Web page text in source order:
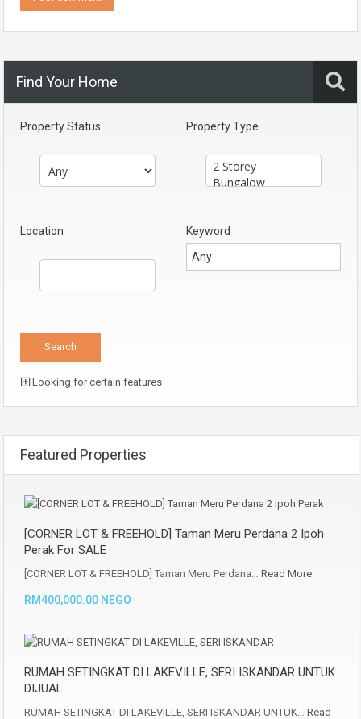
Find Your Home
Property Status Property Type
Location Keyword
Looking for certain features
Featured Properties
[CORNER LOT & FREEHOLD] Taman Meru Perdana 2 Ipoh
Perak For SALE
[CORNER LOT & FREEHOLD] Taman Meru Perdana… Read More
RM400,000.00 NEGO
RUMAH SETINGKAT DI LAKEVILLE, SERI ISKANDAR UNTUK
DIJUAL
RUMAH SETINGKAT DI LAKEVILLE, SERI ISKANDAR UNTUK… Read